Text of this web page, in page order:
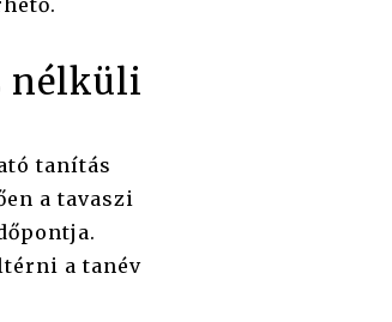
nélküli
tanítás
a tavaszi
a tanév